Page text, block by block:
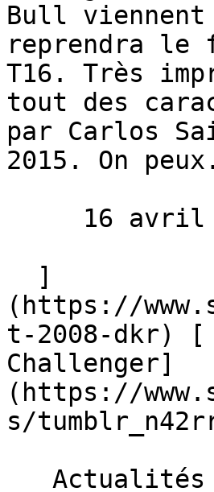
Bull
reprendra le
T16. Très
tout des
par Carlos
2015. On
(https://
t-2008-dkr) [
Challenger]
(https://
s/